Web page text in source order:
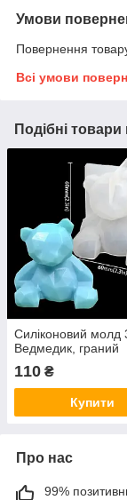
Умови
Повернення
Всі умови
Подібні товари
Силіконовий молд
Ведмедик, граний
110 ₴
Купити
Про нас
99%